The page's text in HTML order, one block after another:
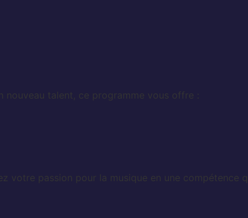
nouveau talent, ce programme vous offre :
votre passion pour la musique en une compétence